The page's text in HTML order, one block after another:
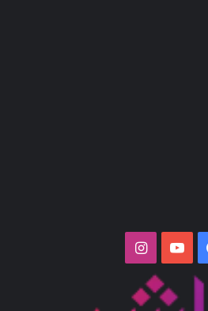
فيسبوك‫YouTubeانستقرام